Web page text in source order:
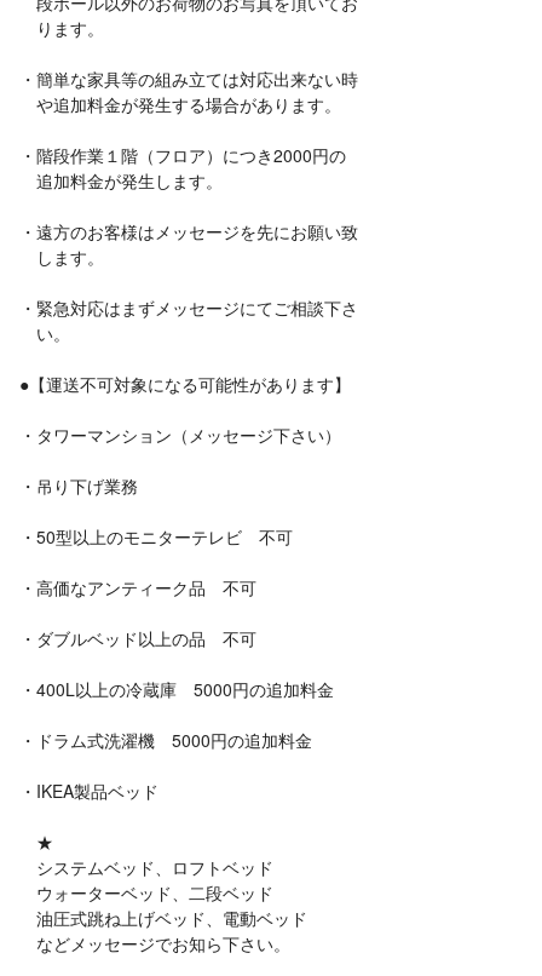
ります。
・簡単な家具等の組み立ては対応出来ない時
や追加料金が発生する場合があります。
・階段作業１階（フロア）につき2000円の
追加料金が発生します。
・遠方のお客様はメッセージを先にお願い致
します。
・緊急対応はまずメッセージにてご相談下さ
い。
●【運送不可対象になる可能性があります】
・タワーマンション（メッセージ下さい）
・吊り下げ業務
・50型以上のモニターテレビ 不可
・高価なアンティーク品 不可
・ダブルベッド以上の品 不可
・400L以上の冷蔵庫 5000円の追加料金
・ドラム式洗濯機 5000円の追加料金
・IKEA製品ベッド
★
システムベッド、ロフトベッド
ウォーターベッド、二段ベッド
油圧式跳ね上げベッド、電動ベッド
などメッセージでお知ら下さい。